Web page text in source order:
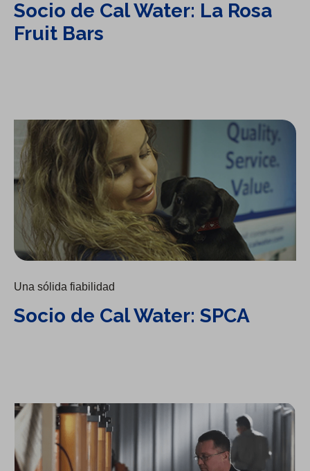
Socio de Cal Water: La Rosa
Fruit Bars
Socio de Cal Water: SPCA
Una sólida fiabilidad
Socio de Cal Water: SPCA
La confiabilidad es primordial: brindamos servicio 24/7